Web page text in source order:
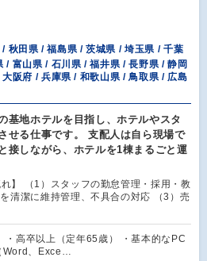
/ 秋田県 / 福島県 / 茨城県 / 埼玉県 / 千葉
/ 富山県 / 石川県 / 福井県 / 長野県 / 静岡
阪府 / 兵庫県 / 和歌山県 / 鳥取県 / 広島
基地ホテルを目指し、ホテルやスタ
せる仕事です。 支配人は自ら現場で
接しながら、ホテルを1棟まるごと運
れ】 （1）スタッフの勤怠管理・採用・教
清潔に維持管理、不具合の対応 （3）売
・高卒以上（定年65歳） ・基本的なPC
Word、Exce…